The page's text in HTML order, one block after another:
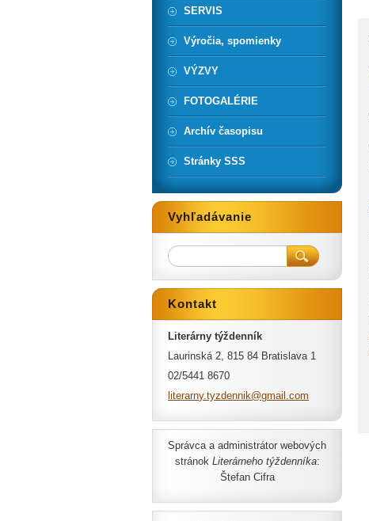
SERVIS
Výročia, spomienky
VÝZVY
FOTOGALÉRIE
Archív časopisu
Stránky SSS
Vyhľadávanie
Kontakt
Literárny týždenník
Laurinská 2, 815 84 Bratislava 1
02/5441 8670
literarny.tyzdennik@gmai l.com
Správca a administrátor webových
stránok Literárneho týždenníka:
Štefan Cifra